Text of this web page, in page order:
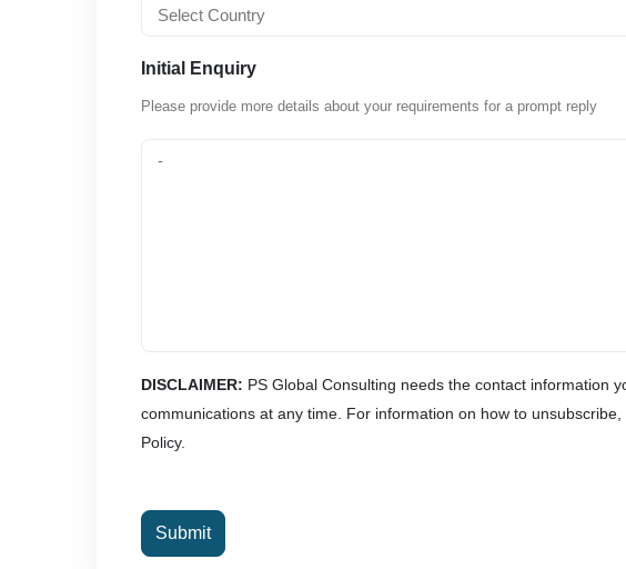
Initial Enquiry
Please provide more details about your requirements for a prompt reply
DISCLAIMER: PS Global Consulting needs the contact information
communications at any time. For information on how to
Policy.
Submit